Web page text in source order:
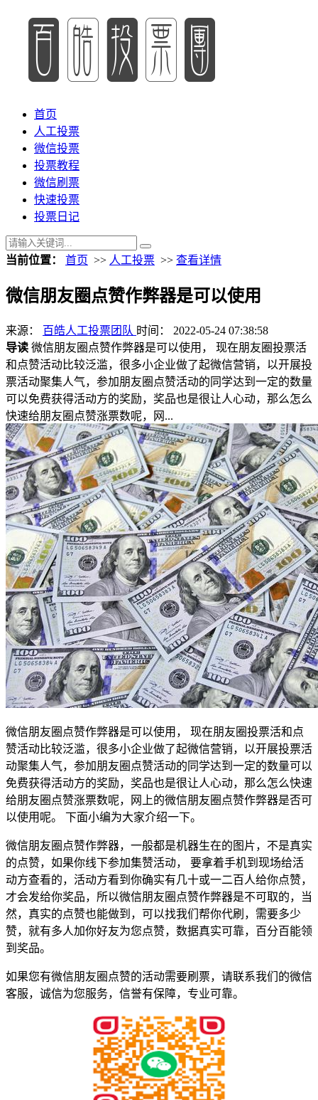
首页
人工投票
微信投票
投票教程
微信刷票
快速投票
投票日记
当前位置： 首页 >> 人工投票 >> 查看详情
微信朋友圈点赞作弊器是可以使用
来源： 百皓人工投票团队 时间： 2022-05-24 07:38:58
导读 微信朋友圈点赞作弊器是可以使用， 现在朋友圈投票活
和点赞活动比较泛滥，很多小企业做了起微信营销，以开展投
票活动聚集人气，参加朋友圈点赞活动的同学达到一定的数量
可以免费获得活动方的奖励，奖品也是很让人心动，那么怎么
快速给朋友圈点赞涨票数呢，网...
微信朋友圈点赞作弊器是可以使用， 现在朋友圈投票活和点
赞活动比较泛滥，很多小企业做了起微信营销，以开展投票活
动聚集人气，参加朋友圈点赞活动的同学达到一定的数量可以
免费获得活动方的奖励，奖品也是很让人心动，那么怎么快速
给朋友圈点赞涨票数呢，网上的微信朋友圈点赞作弊器是否可
以使用呢。 下面小编为大家介绍一下。
微信朋友圈点赞作弊器，一般都是机器生在的图片，不是真实
的点赞，如果你线下参加集赞活动， 要拿着手机到现场给活
动方查看的，活动方看到你确实有几十或一二百人给你点赞，
才会发给你奖品，所以微信朋友圈点赞作弊器是不可取的，当
然，真实的点赞也能做到，可以找我们帮你代刷，需要多少
赞，就有多人加你好友为您点赞，数据真实可靠，百分百能领
到奖品。
如果您有微信朋友圈点赞的活动需要刷票，请联系我们的微信
客服，诚信为您服务，信誉有保障，专业可靠。